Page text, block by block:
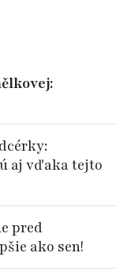
aj vďaka tejto
pred
ako sen!